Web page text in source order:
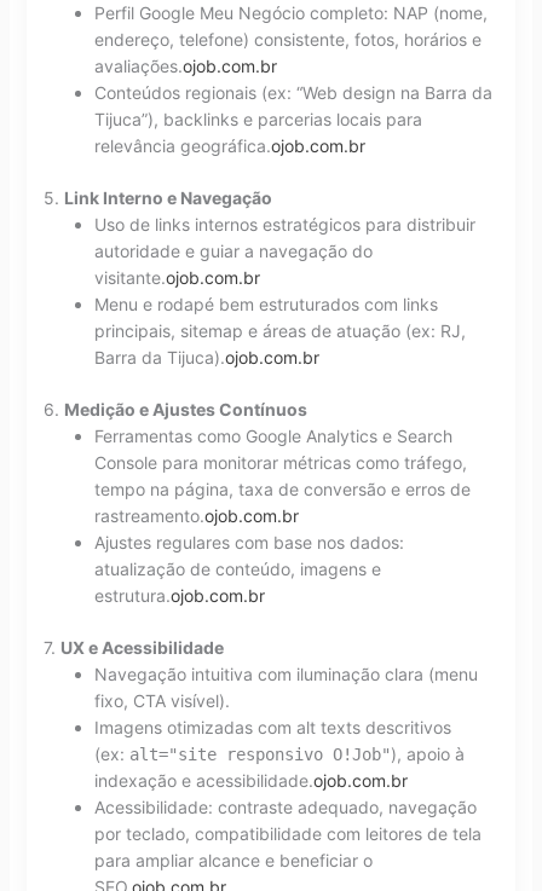
Perfil Google Meu Negócio completo: NAP (nome,
endereço, telefone) consistente, fotos, horários e
avaliações.ojob.com.br
Conteúdos regionais (ex: “Web design na Barra da
Tijuca”), backlinks e parcerias locais para
relevância geográfica.ojob.com.br
5. Link Interno e Navegação
Uso de links internos estratégicos para distribuir
autoridade e guiar a navegação do
visitante.ojob.com.br
Menu e rodapé bem estruturados com links
principais, sitemap e áreas de atuação (ex: RJ,
Barra da Tijuca).ojob.com.br
6. Medição e Ajustes Contínuos
Ferramentas como Google Analytics e Search
Console para monitorar métricas como tráfego,
tempo na página, taxa de conversão e erros de
rastreamento.ojob.com.br
Ajustes regulares com base nos dados:
atualização de conteúdo, imagens e
estrutura.ojob.com.br
7. UX e Acessibilidade
Navegação intuitiva com iluminação clara (menu
fixo, CTA visível).
Imagens otimizadas com alt texts descritivos
(ex: alt="site responsivo O!Job"), apoio à
indexação e acessibilidade.ojob.com.br
Acessibilidade: contraste adequado, navegação
por teclado, compatibilidade com leitores de tela
para ampliar alcance e beneficiar o
SEO. ojob.com.br